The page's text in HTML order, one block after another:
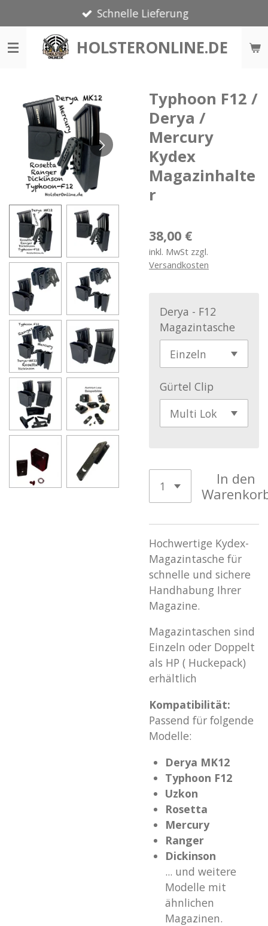
Hauptinhalt
springen
HOLSTERONLINE.DE
Schnelle Lieferung
Typhoon F12 /
Derya /
Mercury
Kydex
Magazinhalte
r
38,00 €
inkl. MwSt zzgl.
Versandkosten
Derya - F12
Magazintasche
Gürtel Clip
In den
Hochwertige Kydex-
Magazintasche für
schnelle und sichere
Handhabung Ihrer
Magazine.
Magazintaschen sind
Einzeln oder Doppelt
als HP ( Huckepack)
erhältlich
Kompatibilität:
Passend für folgende
Modelle:
Derya MK12
Typhoon F12
Uzkon
Rosetta
Mercury
Ranger
Dickinson
... und weitere
Modelle mit
ähnlichen
Magazinen.